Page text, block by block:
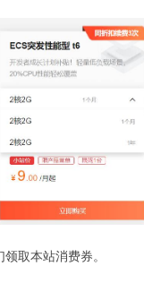
取本站消费券。